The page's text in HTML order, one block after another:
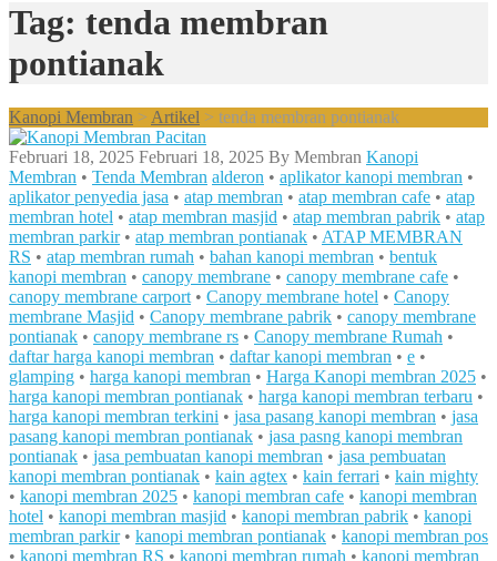
Tag: tenda membran
pontianak
Kanopi Membran > Artikel > tenda membran pontianak
Februari 18, 2025 Februari 18, 2025 By Membran Kanopi
Membran • Tenda Membran alderon • aplikator kanopi membran •
aplikator penyedia jasa • atap membran • atap membran cafe • atap
membran hotel • atap membran masjid • atap membran pabrik • atap
membran parkir• atap membran pontianak • ATAP MEMBRAN
RS • atap membran rumah • bahan kanopi membran • bentuk
kanopi membran • canopy membrane • canopy membrane cafe •
canopy membrane carport • Canopy membrane hotel • Canopy
membrane Masjid • Canopy membrane pabrik • canopy membrane
pontianak • canopy membrane rs • Canopy membrane Rumah •
daftar harga kanopi membran • daftar kanopi membran • e •
glamping • harga kanopi membran • Harga Kanopi membran 2025 •
harga kanopi membran pontianak • harga kanopi membran terbaru •
harga kanopi membran terkini • jasa pasang kanopi membran • jasa
pasang kanopi membran pontianak • jasa pasng kanopi membran
pontianak • jasa pembuatan kanopi membran • jasa pembuatan
kanopi membran pontianak • kain agtex • kain ferrari • kain mighty
• kanopi membran 2025 • kanopi membran cafe • kanopi membran
hotel • kanopi membran masjid • kanopi membran pabrik • kanopi
membran parkir• kanopi membran pontianak • kanopi membran pos
• kanopi membran RS • kanopi membran rumah • kanopi membran